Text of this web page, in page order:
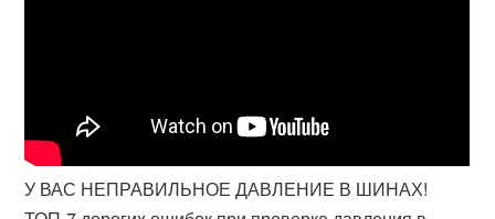
У ВАС НЕПРАВИЛЬНОЕ ДАВЛЕНИЕ В ШИНАХ!